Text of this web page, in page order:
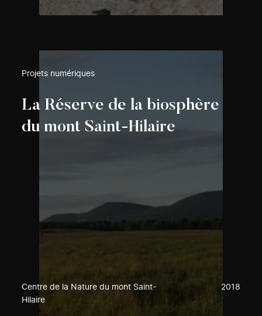
Projets numériques
La Réserve de la biosphère
du mont Saint-Hilaire
Centre de la Nature du mont Saint-
Hilaire
2018